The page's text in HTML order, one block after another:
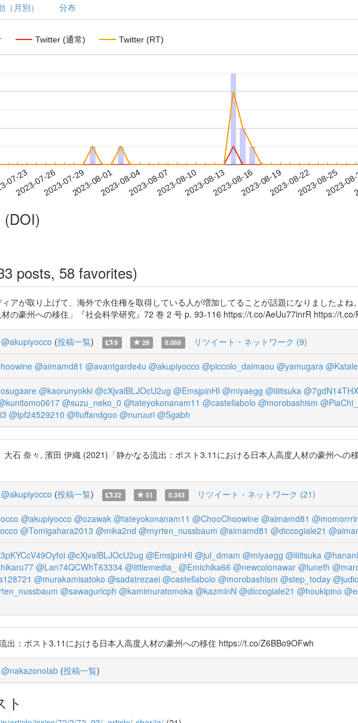
（月別） 分布
Twitter (通常) Twitter (RT)
07-23
2023-07-262023-07-292023-08-012023-08-042023-08-072023-08-102023-08-132023-08-162023-08-192023-08-222023-08-25
2023-
posts, 58 favorites)
アが取り上げて、海外で永住権を取得している人が増加してることが話題になりましたよ
材の豪州への移住」『社会科学研究』72 巻 2 号 p. 93-116 https://t.co/AeUu77inrR https://
@akupiyocco (投稿一覧) 9 29 0.069 リツイート・ネットワーク (9)
@aimamd81 @avantgarde4u @akupiyocco @piccolo_daimaou @yamugara
@kaorunyokki @cXjvalBLJOcU2ug @EmsjpinHI @miyaegg @iiiitsuka
@suzu_neko_0 @tateyokonanam11 @castellabolo @morobashism
@lpf24529210 @fluffandgoo @nuruuri @Sgabh
大石 奈々, 濱田 伊織 (2021)「静かなる流出：ポスト3.11における日本人高度人材の豪州への
@akupiyocco (投稿一覧) 22 51 0.343 リツイート・ネットワーク (21)
@akupiyocco @ozawak @tateyokonanam11 @ChooChoowine @aimamd81
@Tomigahara2013 @mika2nd @myrten_nussbaum @aimamd81 @diccogiale21
@cXjvalBLJOcU2ug @EmsjpinHI @jul_dmam @miyaegg @iiiitsuka
@Lan74QCWhT63334 @littlemedia_ @Emichika66 @newcolonawar @lunefh
@murakamisatoko @sadatrezaei @castellabolo @morobashism @step_today
@sawaguricph @kamimuratomoka @kazminN @diccogiale21 @houkipino
出：ポスト3.11における日本人高度人材の豪州への移住 https://t.co/Z6BBo9OFwh
@nakazonolab (投稿一覧)
ト